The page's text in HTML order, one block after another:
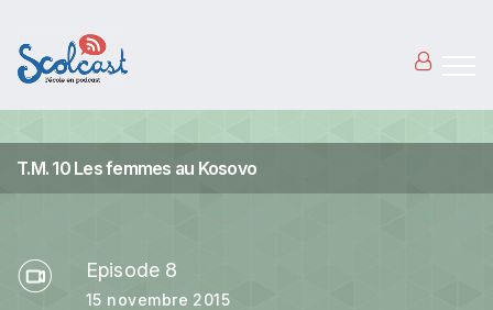
T.M. 10 Les femmes au Kosovo
Episode 8
15 novembre 2015